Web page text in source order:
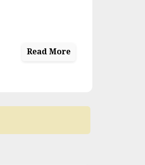
Read More